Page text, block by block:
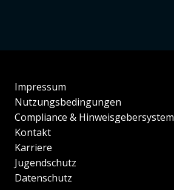
Impressum
Nutzungsbedingungen
Compliance & Hinweisgebersystem
Kontakt
Karriere
Jugendschutz
Datenschutz